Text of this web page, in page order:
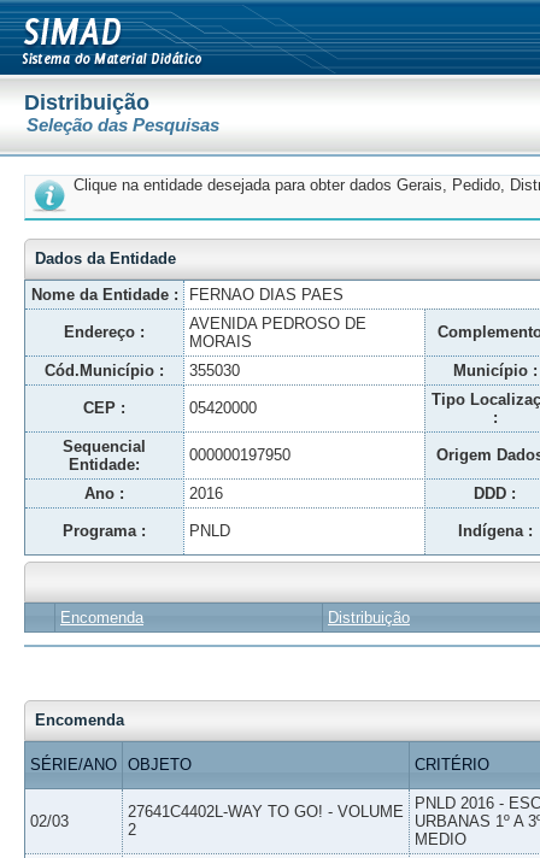
Distribuição
Seleção das Pesquisas
Clique na entidade desejada para obter dados Gerais, Pedido,
Dados da Entidade
Nome da Entidade :
FERNAO DIAS PAES
Endereço :
AVENIDA PEDROSO DE
MORAIS
Cód.Município : 355030 Município :
CEP : 05420000
Tipo
:
Sequencial
Entidade:
000000197950 Origem
Ano : 2016 DDD :
Programa : PNLD Indígena :
Encomenda Distribuição
Encomenda
SÉRIE/ANO OBJETO CRITÉRIO
02/03
27641C4402L-WAY TO GO! - VOLUME
2
PNLD 2016 -
URBANAS 1º A
MEDIO